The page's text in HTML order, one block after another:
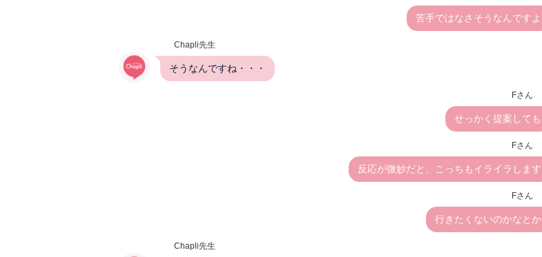
苦手ではなさそうなんですよ
Chapli先生
そうなんですね・・・
Fさん
せっかく提案しても
Fさん
反応が微妙だと、こっちもイライラします
Fさん
行きたくないのかなとか
Chapli先生